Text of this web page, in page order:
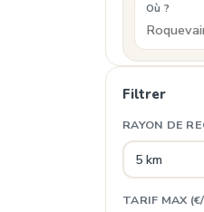
Où ?
Filtrer
RAYON DE
TARIF MAX